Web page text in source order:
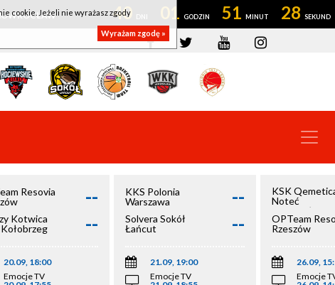
40 01 51 27
Resovia
--
Kotwica
--
20.09, 18:00
Emocje TV
KKS Polonia
Warszawa
--
Solvera Sokół
Łańcut
--
21.09, 19:00
Emocje TV
KSK
Noteć
Inowrocław
OPTeam
Rzeszów
26.09,
Emocje
cookie. Jeżeli nie wyrażasz zgody
Wyrażam zgodę »